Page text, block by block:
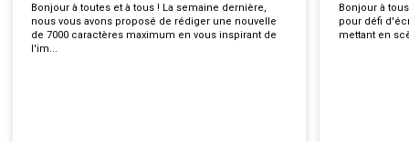
Bonjour à toutes et à tous ! La semaine dernière,
nous vous avons proposé de rédiger une nouvelle
de 7000 caractères maximum en vous inspirant de
l'im...
Bonjour à
pour défi
mettant en